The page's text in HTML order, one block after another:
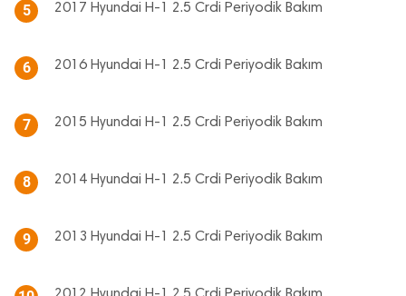
5 2017 Hyundai H-1 2.5 Crdi Periyodik Bakım
6 2016 Hyundai H-1 2.5 Crdi Periyodik Bakım
7 2015 Hyundai H-1 2.5 Crdi Periyodik Bakım
8 2014 Hyundai H-1 2.5 Crdi Periyodik Bakım
9 2013 Hyundai H-1 2.5 Crdi Periyodik Bakım